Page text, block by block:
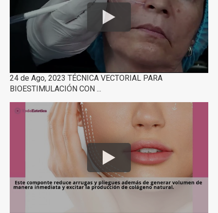
24 de Ago, 2023 TÉCNICA VECTORIAL PARA
BIOESTIMULACIÓN CON ...